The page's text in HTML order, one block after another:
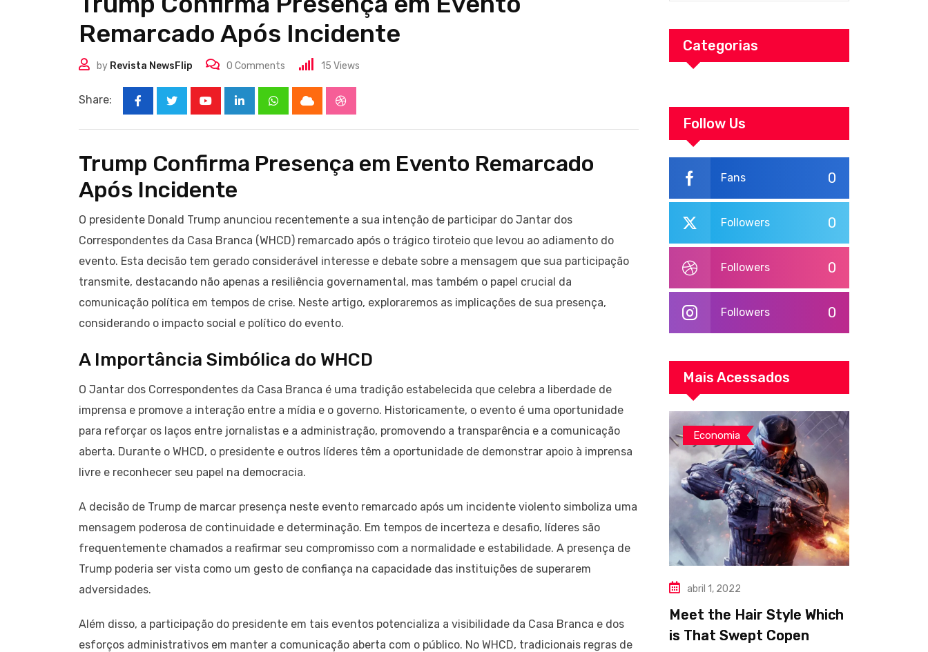
Remarcado Após Incidente
by Revista NewsFlip 0 Comments 15 Views
Share:
LinkedInWhatsappCloud StumbleUpon
Trump Confirma Presença em Evento Remarcado
Após Incidente
O presidente Donald Trump anunciou recentemente a sua intenção de participar do Jantar dos
Correspondentes da Casa Branca (WHCD) remarcado após o trágico tiroteio que levou ao adiamento do
evento. Esta decisão tem gerado considerável interesse e debate sobre a mensagem que sua participação
transmite, destacando não apenas a resiliência governamental, mas também o papel crucial da
comunicação política em tempos de crise. Neste artigo, exploraremos as implicações de sua presença,
considerando o impacto social e político do evento.
A Importância Simbólica do WHCD
O Jantar dos Correspondentes da Casa Branca é uma tradição estabelecida que celebra a liberdade de
imprensa e promove a interação entre a mídia e o governo. Historicamente, o evento é uma oportunidade
para reforçar os laços entre jornalistas e a administração, promovendo a transparência e a comunicação
aberta. Durante o WHCD, o presidente e outros líderes têm a oportunidade de demonstrar apoio à imprensa
livre e reconhecer seu papel na democracia.
A decisão de Trump de marcar presença neste evento remarcado após um incidente violento simboliza uma
mensagem poderosa de continuidade e determinação. Em tempos de incerteza e desafio, líderes são
frequentemente chamados a reafirmar seu compromisso com a normalidade e estabilidade. A presença de
Trump poderia ser vista como um gesto de confiança na capacidade das instituições de superarem
adversidades.
Além disso, a participação do presidente em tais eventos potencializa a visibilidade da Casa Branca e dos
esforços administrativos em manter a comunicação aberta com o público. No WHCD, tradicionais regras de
Categorias
Follow Us
0
Fans
0
Followers
0
Followers
0
Followers
Mais Acessados
Economia
abril 1, 2022
Meet the Hair Style Which
is That Swept Copen